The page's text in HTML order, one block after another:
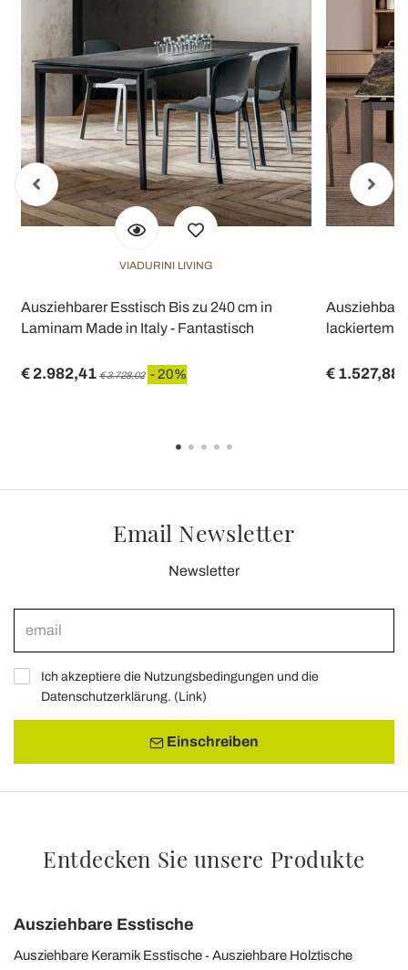
VIADURINI LIVING
Ausziehbarer Esstisch Bis zu 240 cm in
Laminam Made in Italy - Fantastisch
€ 2.982,41 € 3.728,02 - 20%
lackiertem
€ 1.527,88
Email Newsletter
Newsletter
Ich akzeptiere die Nutzungsbedingungen und die
Datenschutzerklärung. (Link)
Einschreiben
Entdecken Sie unsere Produkte
Ausziehbare Esstische
Ausziehbare Keramik Esstische
Ausziehbare Holztische